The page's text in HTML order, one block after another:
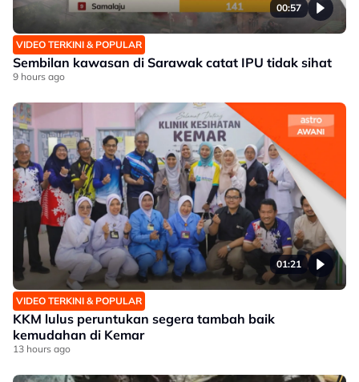
00:57
VIDEO TERKINI & POPULAR
Sembilan kawasan di Sarawak catat IPU tidak sihat
9 hours ago
01:21
VIDEO TERKINI & POPULAR
KKM lulus peruntukan segera tambah baik
kemudahan di Kemar
13 hours ago